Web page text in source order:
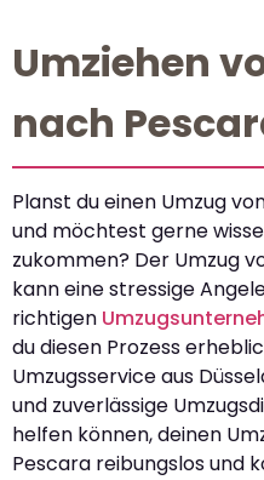
Umziehen
nach
Planst du einen Umzug
und möchtest gerne
zukommen? Der Umzug
kann eine stressige
richtigen
du diesen Prozess
Umzugsservice aus
und zuverlässige
helfen können, deinen
Pescara reibungslos und